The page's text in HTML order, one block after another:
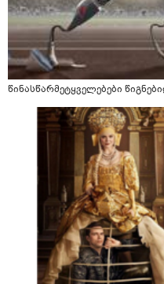
წინასწარმეტყველებები